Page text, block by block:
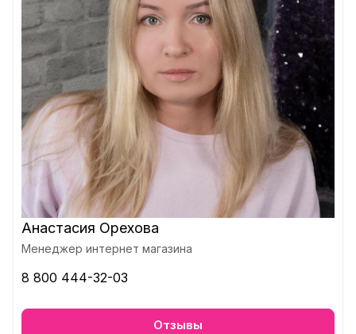
Анастасия Орехова
Менеджер интернет магазина
8 800 444-32-03
Отзывы